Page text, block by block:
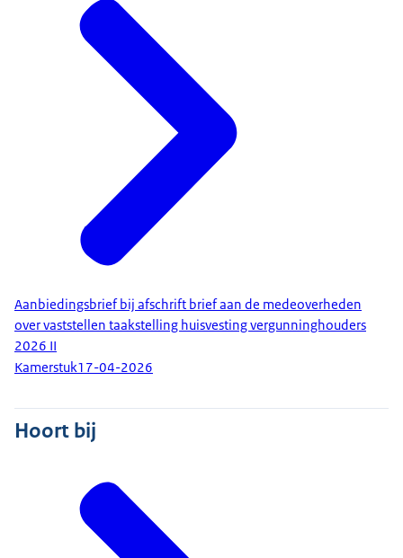
Aanbiedingsbrief bij afschrift brief aan de medeoverheden
over vaststellen taakstelling huisvesting vergunninghouders
2026 II
Kamerstuk17-04-2026
Hoort bij